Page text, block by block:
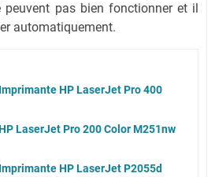
peuvent pas bien fonctionner et il
automatiquement.
HP LaserJet Pro 400
LaserJet Pro 200 Color M251nw
HP LaserJet P2055d